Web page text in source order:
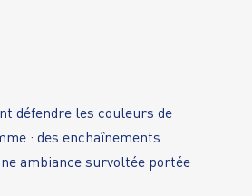
défendre les couleurs de
: des enchaînements
ambiance survoltée portée